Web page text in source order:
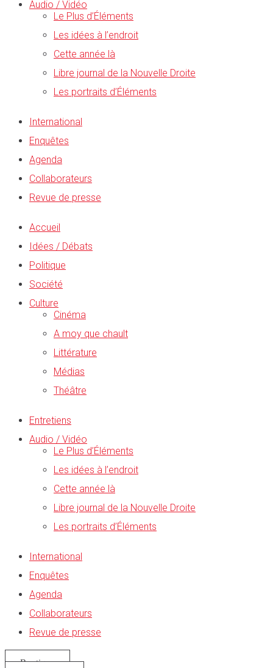
Audio / Vidéo
Le Plus d’Éléments
Les idées à l’endroit
Cette année là
Libre journal de la Nouvelle Droite
Les portraits d’Éléments
International
Enquêtes
Agenda
Collaborateurs
Revue de presse
Accueil
Idées / Débats
Politique
Société
Culture
Cinéma
A moy que chault
Littérature
Médias
Théâtre
Entretiens
Audio / Vidéo
Le Plus d’Éléments
Les idées à l’endroit
Cette année là
Libre journal de la Nouvelle Droite
Les portraits d’Éléments
International
Enquêtes
Agenda
Collaborateurs
Revue de presse
Boutique